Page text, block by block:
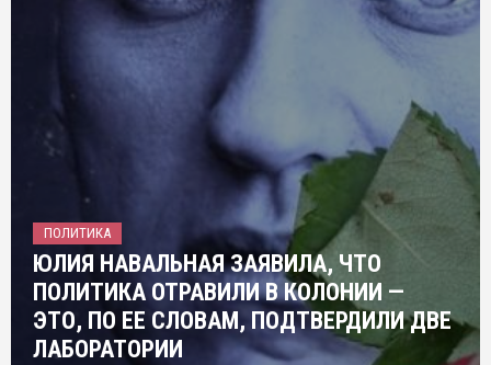
ПОЛИТИКА
ЮЛИЯ НАВАЛЬНАЯ ЗАЯВИЛА, ЧТО
ПОЛИТИКА ОТРАВИЛИ В КОЛОНИИ —
ЭТО, ПО ЕЕ СЛОВАМ, ПОДТВЕРДИЛИ ДВЕ
ЛАБОРАТОРИИ